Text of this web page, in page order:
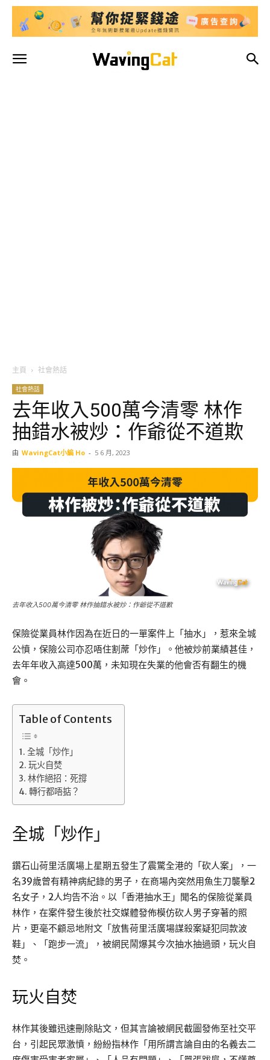
主頁 社會熱話
社會熱話
去年收入500萬今清零 林作
抽錯水被炒：作爺從不道欺
由 WavingCat小編 Ho - 5 6 月, 2023
去年收入500萬今清零 林作抽錯水被炒：作爺從不道歉
保險從業員林作因為在近日的一單案件上「抽水」，惹來全城
公憤，保險公司亦忍唔住割蓆「炒作」。他被炒前業績甚佳，
去年年收入高達500萬，未知現在失業的他會否有翻生的機
會。
Table of Contents
全城「炒作」
玩火自焚
林作絕招：死撐
轉行都唔掂？
全城「炒作」
鑽石山荷里活廣場上星期五發生了震驚全港的「砍人案」，一
名39歲曾有精神病紀錄的男子，在商場內突然用魚生刀襲擊2
名女子，2人均告不治。以「香港抽水王」聞名的保險從業員
林作，在案件發生後於社交媒體發佈模仿砍人男子穿著的照
片，更毫不顧忌地附文「放售荷里活廣場謀殺案疑犯同款波
鞋」、「跑步一流」，被網民鬧爆其今次抽水抽過頭，玩火自
焚。
玩火自焚
林作其後雖迅速刪除貼文，但其言論被網民截圖發佈至社交平
台，引起民眾激憤，紛紛指林作「用所謂言論自由的名義去二